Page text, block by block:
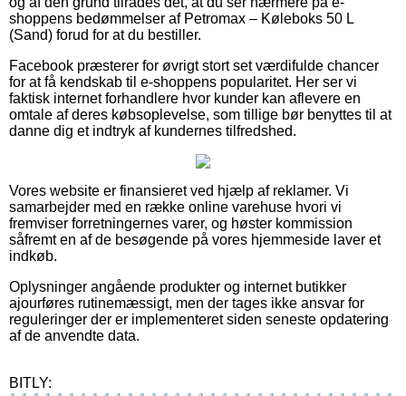
shoppens bedømmelser af Petromax – Køleboks 50 L
(Sand) forud for at du bestiller.
Facebook præsterer for øvrigt stort set værdifulde chancer
for at få kendskab til e-shoppens popularitet. Her ser vi
faktisk internet forhandlere hvor kunder kan aflevere en
omtale af deres købsoplevelse, som tillige bør benyttes til at
danne dig et indtryk af kundernes tilfredshed.
Vores website er finansieret ved hjælp af reklamer. Vi
samarbejder med en række online varehuse hvori vi
fremviser forretningernes varer, og høster kommission
såfremt en af de besøgende på vores hjemmeside laver et
indkøb.
Oplysninger angående produkter og internet butikker
ajourføres rutinemæssigt, men der tages ikke ansvar for
reguleringer der er implementeret siden seneste opdatering
af de anvendte data.
BITLY: